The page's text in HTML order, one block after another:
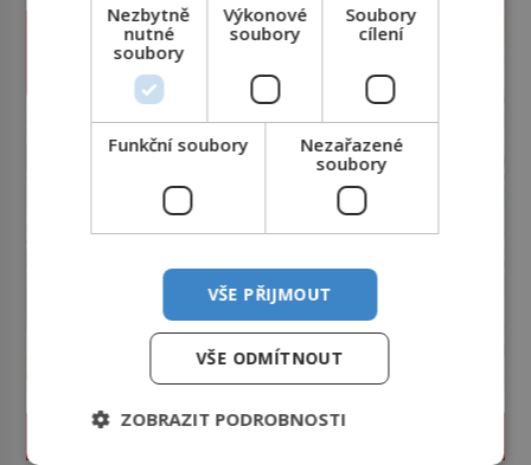
ZÁHADY A TAJEMSTVÍ
Nezbytně
nutné
soubory
Výkonové
soubory
Soubory
cílení
Funkční soubory
Nezařazené
soubory
VŠE PŘIJMOUT
VŠE ODMÍTNOUT
ZOBRAZIT PODROBNOSTI